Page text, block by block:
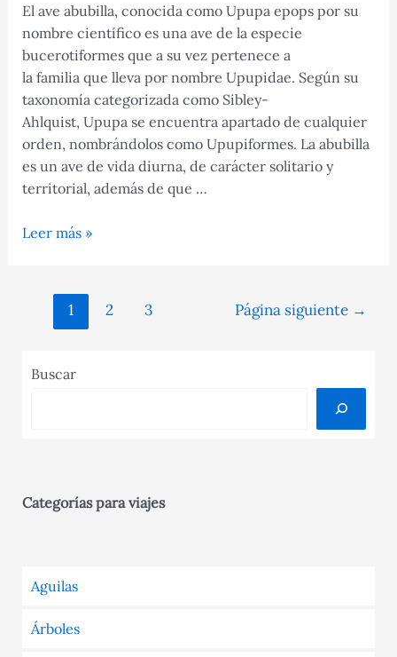
El ave abubilla, conocida como Upupa epops por su
nombre científico es una ave de la especie
bucerotiformes que a su vez pertenece a
la familia que lleva por nombre Upupidae. Según su
taxonomía categorizada como Sibley-
Ahlquist, Upupa se encuentra apartado de cualquier
orden, nombrándolos como Upupiformes. La abubilla
es un ave de vida diurna, de carácter solitario y
territorial, además de que …
El
características,
Leer más »
Navegación
1 2 3 Página siguiente →
Buscar
Categorías para viajes
Aguilas
Árboles